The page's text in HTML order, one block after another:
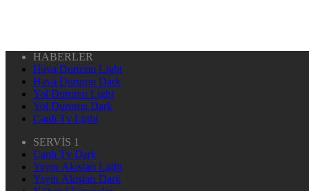
HABERLER
Hava Durumu Light
Hava Durumu Dark
Yol Durumu Light
Yol Durumu Dark
Canlı Tv Light
SERVİS 1
Canlı Tv Dark
Yayın Akışları Light
Yayın Akışları Dark